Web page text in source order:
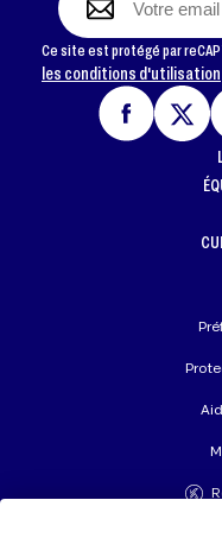
Ce site est protégé par
les conditions d'utilisation